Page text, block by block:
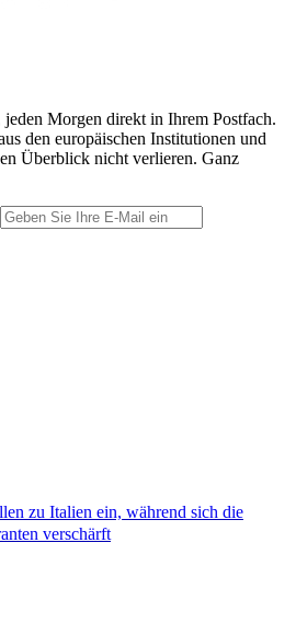
Morgen direkt in Ihrem Postfach.
den europäischen Institutionen und
Überblick nicht verlieren. Ganz
zu Italien ein, während sich die
verschärft